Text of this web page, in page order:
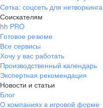
Сетка: соцсеть для нетворкинга
Соискателям
hh PRO
Готовое резюме
Все сервисы
Хочу у вас работать
Производственный календарь
Экспертная рекомендация
Новости и статьи
Блог
О компаниях в игровой форме